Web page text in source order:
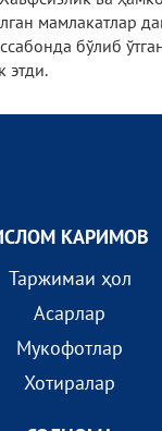
мамлакатлар
бўлиб
этди.
КАРИМОВ
Таржимаи ҳол
Асарлар
Мукофотлар
Хотиралар